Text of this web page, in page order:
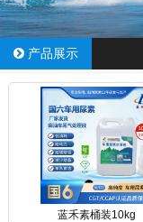
产品展示
蓝禾素桶装10kg